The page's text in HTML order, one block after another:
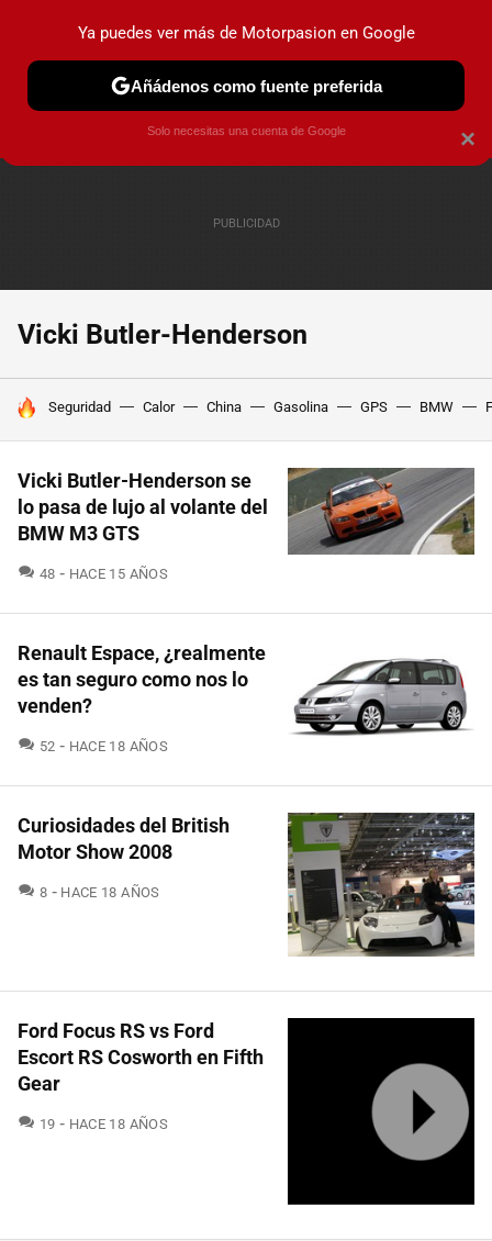
PRUEBAS COCHES ELÉCTRICOS OBSERVATORIO
Vicki Butler-Henderson
HOY SE HABLA DE
Seguridad Calor China Gasolina GPS BMW
Vicki Butler-Henderson se
lo pasa de lujo al volante del
BMW M3 GTS
48 COMENTARIOS
HACE 15 AÑOS
Renault Espace, ¿realmente
es tan seguro como nos lo
venden?
52 COMENTARIOS
HACE 18 AÑOS
Curiosidades del British
Motor Show 2008
8 COMENTARIOS
HACE 18 AÑOS
Ford Focus RS vs Ford
Escort RS Cosworth en Fifth
Gear
19 COMENTARIOS
HACE 18 AÑOS
×
Ya puedes ver más de Motorpasion en Google
Añádenos como fuente preferida
Solo necesitas una cuenta de Google